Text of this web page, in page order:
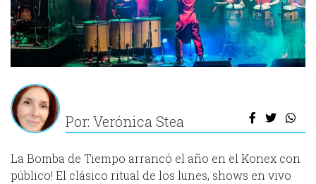
Por: Verónica Stea
La Bomba de Tiempo arrancó el año en el Konex con
público! El clásico ritual de los lunes, shows en vivo